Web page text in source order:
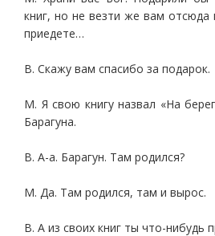
книг, но не везти же вам отсюда
приедете…
В. Скажу вам спасибо за подарок.
М. Я свою книгу назвал «На
Барагуна.
В. А-а. Барагун. Там родился?
М. Да. Там родился, там и вырос.
В. А из своих книг ты что-нибудь